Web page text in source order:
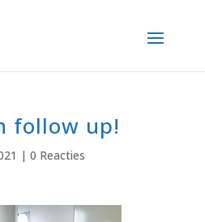
follow up!
| 0 Reacties